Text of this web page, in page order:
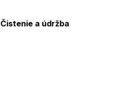
Čistenie a údržba